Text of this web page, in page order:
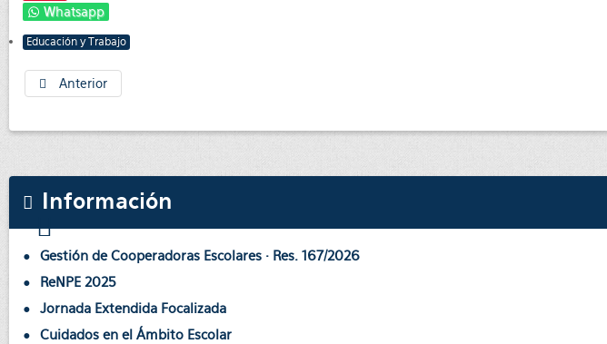
Whatsapp
Educación y Trabajo
Anterior
Información
Gestión de Cooperadoras Escolares · Res. 167/2026
ReNPE 2025
Jornada Extendida Focalizada
Cuidados en el Ámbito Escolar